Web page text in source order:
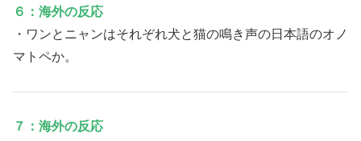
６：海外の反応
・ワンとニャンはそれぞれ犬と猫の鳴き声の日本語のオノ
マトペか。
７：海外の反応